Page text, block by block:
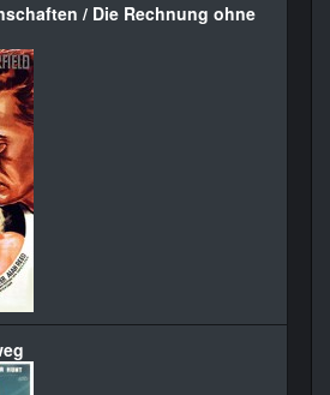
/ Die Rechnung ohne